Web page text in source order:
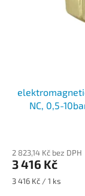
NC, 0,5-
2 823,14 Kč bez DPH
3 416 Kč
Měrná
3 416 Kč / 1 ks